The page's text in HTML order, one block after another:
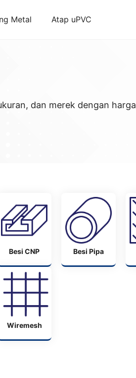
Metal Atap uPVC
dan merek dengan harga
Besi CNP Besi Pipa
Wiremesh